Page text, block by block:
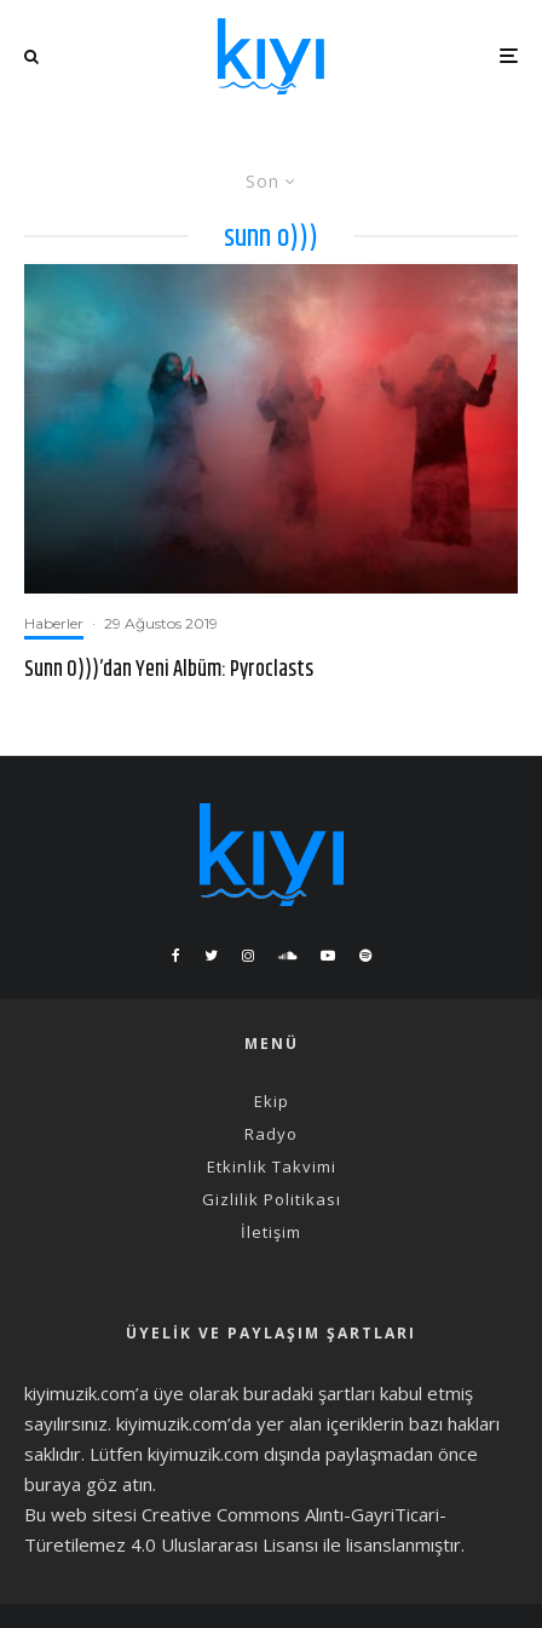
Son
sunn o)))
Haberler · 29 Ağustos 2019
Sunn O)))’dan Yeni Albüm: Pyroclasts
MENÜ
Ekip
Radyo
Etkinlik Takvimi
Gizlilik Politikası
İletişim
ÜYELIK VE PAYLAŞIM ŞARTLARI
kiyimuzik.com’a üye olarak buradaki şartları kabul etmiş
sayılırsınız. kiyimuzik.com’da yer alan içeriklerin bazı hakları
saklıdır. Lütfen kiyimuzik.com dışında paylaşmadan önce
buraya göz atın.
Bu web sitesi Creative Commons Alıntı-GayriTicari-
Türetilemez 4.0 Uluslararası Lisansı ile lisanslanmıştır.